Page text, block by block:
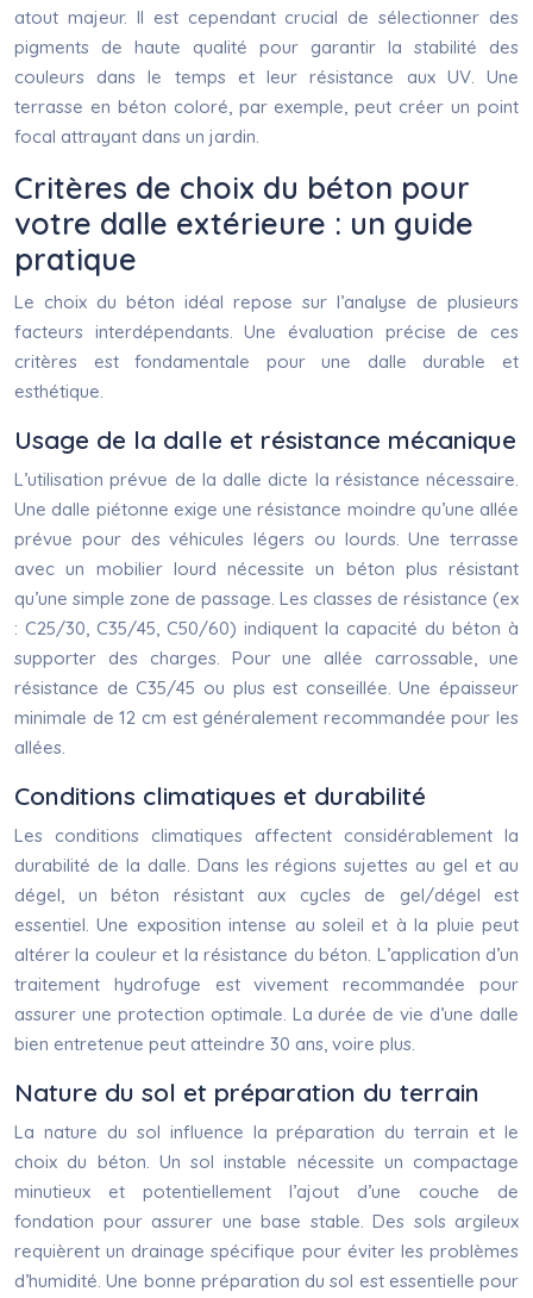
atout majeur. Il est cependant crucial de sélectionner des
pigments de haute qualité pour garantir la stabilité des
couleurs dans le temps et leur résistance aux UV. Une
terrasse en béton coloré, par exemple, peut créer un point
focal attrayant dans un jardin.
Critères de choix du béton pour
votre dalle extérieure : un guide
pratique
Le choix du béton idéal repose sur l’analyse de plusieurs
facteurs interdépendants. Une évaluation précise de ces
critères est fondamentale pour une dalle durable et
esthétique.
Usage de la dalle et résistance mécanique
L’utilisation prévue de la dalle dicte la résistance nécessaire.
Une dalle piétonne exige une résistance moindre qu’une allée
prévue pour des véhicules légers ou lourds. Une terrasse
avec un mobilier lourd nécessite un béton plus résistant
qu’une simple zone de passage. Les classes de résistance (ex
: C25/30, C35/45, C50/60) indiquent la capacité du béton à
supporter des charges. Pour une allée carrossable, une
résistance de C35/45 ou plus est conseillée. Une épaisseur
minimale de 12 cm est généralement recommandée pour les
allées.
Conditions climatiques et durabilité
Les conditions climatiques affectent considérablement la
durabilité de la dalle. Dans les régions sujettes au gel et au
dégel, un béton résistant aux cycles de gel/dégel est
essentiel. Une exposition intense au soleil et à la pluie peut
altérer la couleur et la résistance du béton. L’application d’un
traitement hydrofuge est vivement recommandée pour
assurer une protection optimale. La durée de vie d’une dalle
bien entretenue peut atteindre 30 ans, voire plus.
Nature du sol et préparation du terrain
La nature du sol influence la préparation du terrain et le
choix du béton. Un sol instable nécessite un compactage
minutieux et potentiellement l’ajout d’une couche de
fondation pour assurer une base stable. Des sols argileux
requièrent un drainage spécifique pour éviter les problèmes
d’humidité. Une bonne préparation du sol est essentielle pour